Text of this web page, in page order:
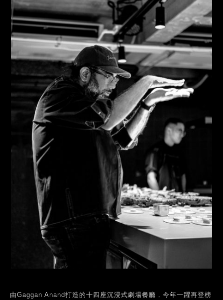
由Gaggan Anand打造的十四座沉浸式劇場餐廳，今年一躍再登榜